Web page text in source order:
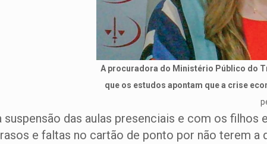
A procuradora do Ministério Público do
que os estudos apontam que a crise
suspensão das aulas presenciais e com os
e faltas no cartão de ponto por não terem a